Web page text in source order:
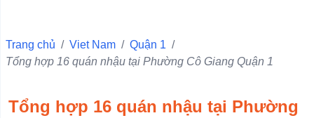
Quận Ba Đình
Quận 11
Quận 4
Trang chủ / Viet Nam / Quận 1 /
Tổng hợp 16 quán nhậu tại Phường Cô Giang Quận 1
Tổng hợp 16 quán nhậu tại Phường